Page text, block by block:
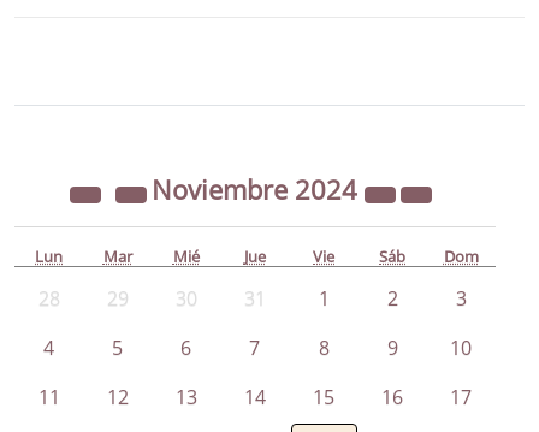
Noviembre 2024
Lun Mar Mié Jue Vie Sáb Dom
28 29 30 31 1 2
3
4
5 6 7 8 9
10
11
12 13 14 15 16 17